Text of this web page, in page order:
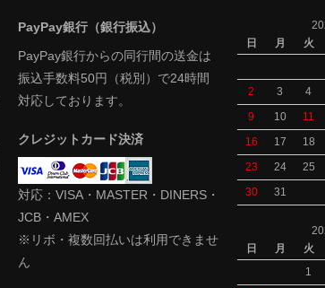
PayPay銀行（銀行振込）
PayPay銀行からの同行間の送金は
振込手数料50円（税別）で24時間
対応しております。
クレジットカード決済
対応：VISA・MASTER・DINERS・
JCB・AMEX
※リボ・複数回払いは利用できませ
ん
日
月 火
2
3 4
9
10 11
16
17 18
23
24 25
30
31
日
月 火
1